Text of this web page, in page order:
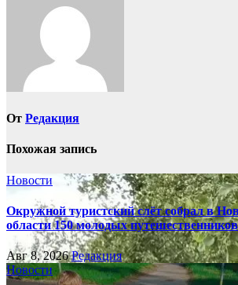
От Редакция
Похожая запись
Новости
Окружной туристский слёт собрал в
области 150 молодых
Авг 8, 2026Редакция
Новости